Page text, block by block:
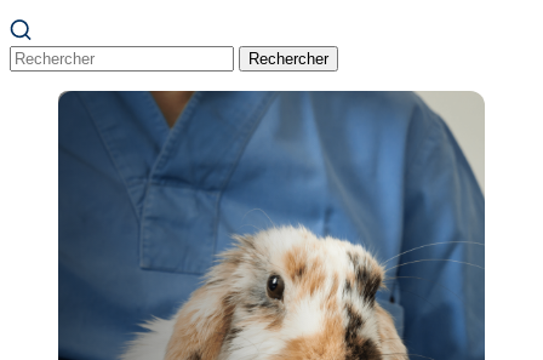
Rechercher